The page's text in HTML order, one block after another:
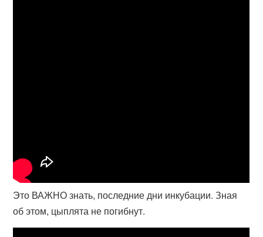
Это ВАЖНО знать, последние дни инкубации. Зная
об этом, цыплята не погибнут.